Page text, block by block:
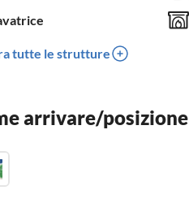
tutte le strutture
arrivare/posizione